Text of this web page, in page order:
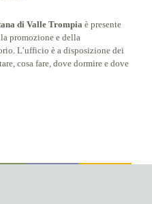
di Valle Trompia è presente
promozione e della
L’ufficio è a disposizione dei
cosa fare, dove dormire e dove